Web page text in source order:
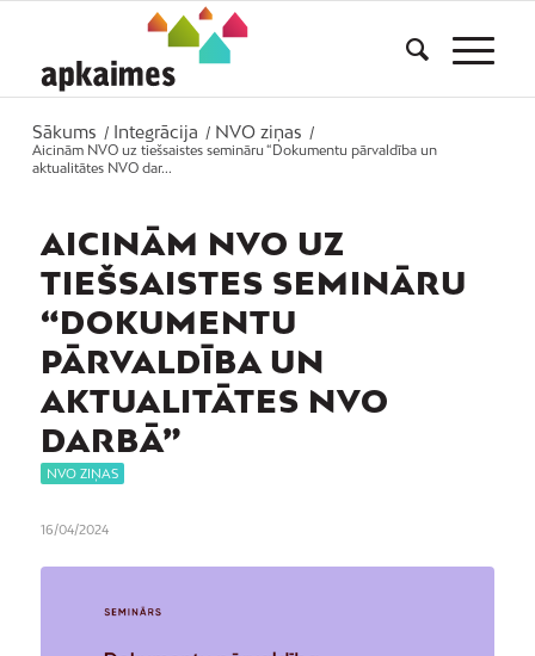
Sākums / Integrācija / NVO ziņas
/
Aicinām NVO uz tiešsaistes semināru “Dokumentu pārvaldība un
aktualitātes NVO dar...
AICINĀM NVO UZ
TIEŠSAISTES SEMINĀRU
“DOKUMENTU
PĀRVALDĪBA UN
AKTUALITĀTES NVO
DARBĀ”
NVO ZIŅAS
16/04/2024